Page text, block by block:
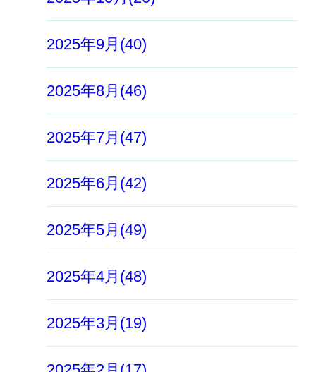
2025年9月(40)
2025年8月(46)
2025年7月(47)
2025年6月(42)
2025年5月(49)
2025年4月(48)
2025年3月(19)